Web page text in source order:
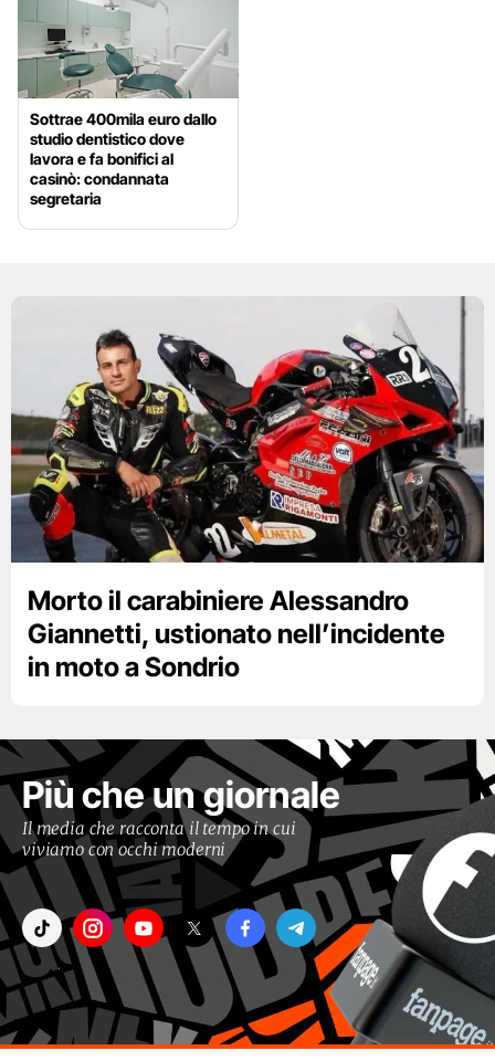
Sottrae 400mila euro dallo
studio dentistico dove
lavora e fa bonifici al
casinò: condannata
segretaria
Morto il carabiniere Alessandro
Giannetti, ustionato nell’incidente
in moto a Sondrio
Più che un giornale
Il media che racconta il tempo in cui
viviamo con occhi moderni